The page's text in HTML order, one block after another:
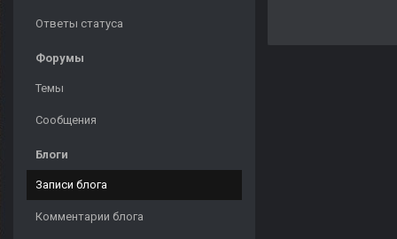
Ответы статуса
Форумы
Темы
Сообщения
Блоги
Записи блога
Комментарии блога